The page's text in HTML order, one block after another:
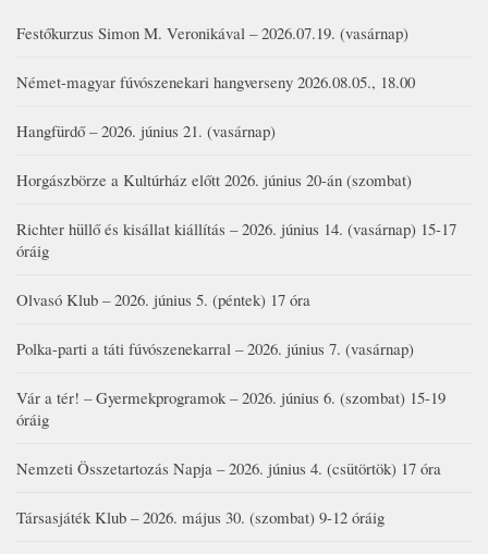
Festőkurzus Simon M. Veronikával – 2026.07.19. (vasárnap)
Német-magyar fúvószenekari hangverseny 2026.08.05., 18.00
Hangfürdő – 2026. június 21. (vasárnap)
Horgászbörze a Kultúrház előtt 2026. június 20-án (szombat)
Richter hüllő és kisállat kiállítás – 2026. június 14. (vasárnap) 15-17
óráig
Olvasó Klub – 2026. június 5. (péntek) 17 óra
Polka-parti a táti fúvószenekarral – 2026. június 7. (vasárnap)
Vár a tér! – Gyermekprogramok – 2026. június 6. (szombat) 15-19
óráig
Nemzeti Összetartozás Napja – 2026. június 4. (csütörtök) 17 óra
Társasjáték Klub – 2026. május 30. (szombat) 9-12 óráig